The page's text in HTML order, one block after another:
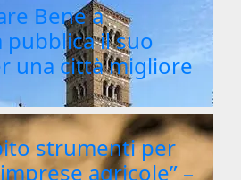
Bene a
il suo
una città migliore
strumenti per
agricole” –